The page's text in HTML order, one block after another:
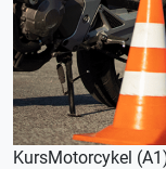
Vid önskemål om
trafikskolan så
KursMotorcykel